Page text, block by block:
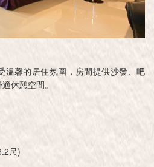
溫馨的居住氛圍，房間提供沙發、吧
休憩空間。
尺)